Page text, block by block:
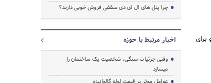
چرا پنل های ال ای دی سقفی فروش خوبی دارند؟
اخبار مرتبط با حوزه
وقتی جزئیات سنگی، شخصیت یک ساختمان را
میسازد